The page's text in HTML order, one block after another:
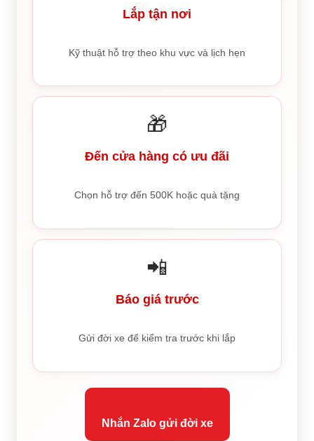
Lắp tận nơi
Kỹ thuật hỗ trợ theo khu vực và lịch hẹn
🎁
Đến cửa hàng có ưu đãi
Chọn hỗ trợ đến 500K hoặc quà tặng
📲
Báo giá trước
Gửi đời xe để kiểm tra trước khi lắp
Nhắn Zalo gửi đời xe